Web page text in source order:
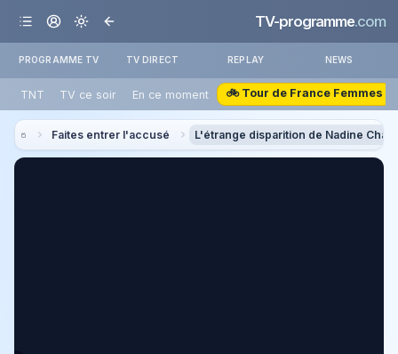
TV-programme.com
PROGRAMME TV TV DIRECT REPLAY NEWS
TNT TV ce soir En ce moment 🚲 Tour de France Femmes
Faites entrer l'accusé L'étrange disparition de Nadine